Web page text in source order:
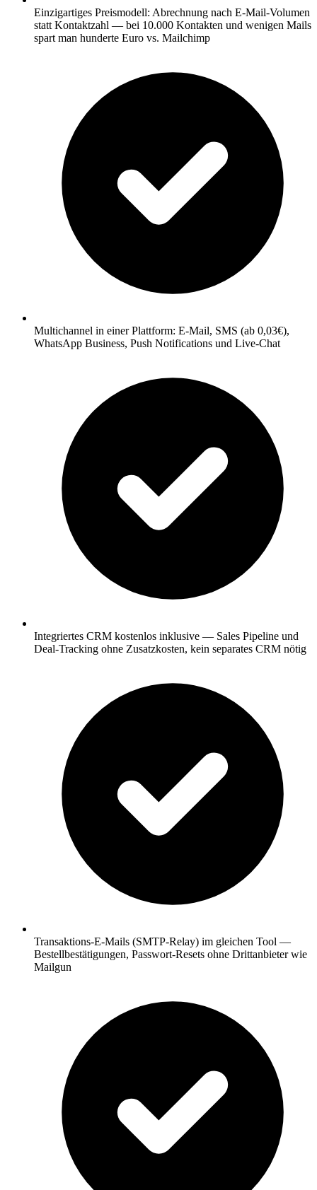
Einzigartiges Preismodell: Abrechnung nach E-Mail-Volumen
statt Kontaktzahl — bei 10.000 Kontakten und wenigen Mails
spart man hunderte Euro vs. Mailchimp
Multichannel in einer Plattform: E-Mail, SMS (ab 0,03€),
WhatsApp Business, Push Notifications und Live-Chat
Integriertes CRM kostenlos inklusive — Sales Pipeline und
Deal-Tracking ohne Zusatzkosten, kein separates CRM nötig
Transaktions-E-Mails (SMTP-Relay) im gleichen Tool —
Bestellbestätigungen, Passwort-Resets ohne Drittanbieter wie
Mailgun